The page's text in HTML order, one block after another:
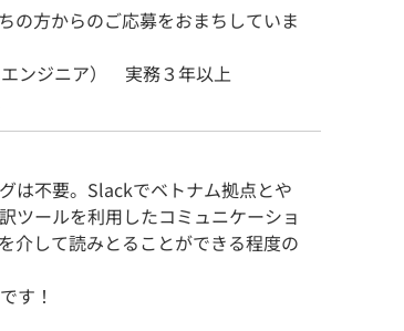
の方からのご応募をおまちしていま
エンジニア） 実務３年以上
は不要。Slackでベトナム拠点とや
ツールを利用したコミュニケーショ
介して読みとることができる程度の
す！